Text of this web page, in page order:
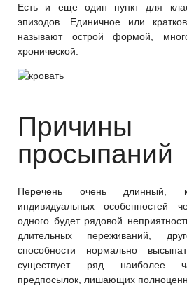
Есть и еще один пункт для
эпизодов. Единичное или
называют острой формой,
хронической.
Причины
просыпаний
Перечень очень длинный,
индивидуальных особенностей
одного будет рядовой
длительных переживаний,
способности нормально
существует ряд наиболее
предпосылок, лишающих